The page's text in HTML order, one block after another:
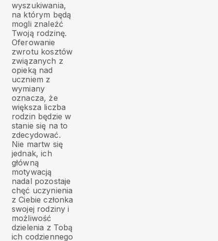
wyszukiwania,
na którym będą
mogli znaleźć
Twoją rodzinę.
Oferowanie
zwrotu kosztów
związanych z
opieką nad
uczniem z
wymiany
oznacza, że
większa liczba
rodzin będzie w
stanie się na to
zdecydować.
Nie martw się
jednak, ich
główną
motywacją
nadal pozostaje
chęć uczynienia
z Ciebie członka
swojej rodziny i
możliwość
dzielenia z Tobą
ich codziennego